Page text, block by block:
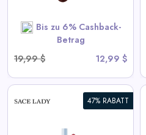
Bis zu 6% Cashback-
Betrag
19,99 $
12,99 $
47% RABATT
HAUTFILTER